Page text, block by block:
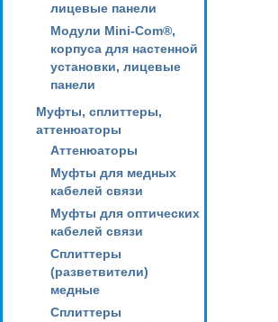
лицевые панели
Модули Mini-Com®,
корпуса для настенной
установки, лицевые
панели
Муфты, сплиттеры,
аттенюаторы
Аттенюаторы
Муфты для медных
кабелей связи
Муфты для оптических
кабелей связи
Сплиттеры
(разветвители)
медные
Сплиттеры